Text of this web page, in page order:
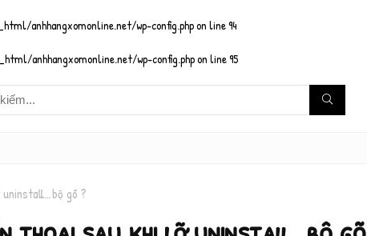
anhhangxomonline.net/wp-config.phpon line94
anhhangxomonline.net/wp-config.phpon line95
gõ ?